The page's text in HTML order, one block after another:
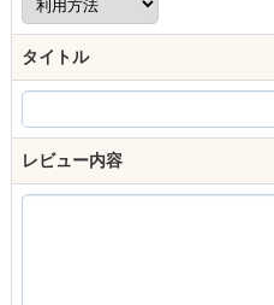
タイトル
レビュー内容